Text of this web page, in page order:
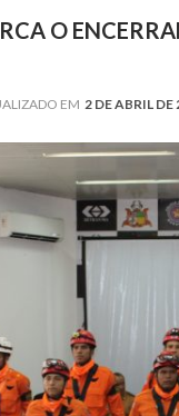
O
EM 2 DE ABRIL DE